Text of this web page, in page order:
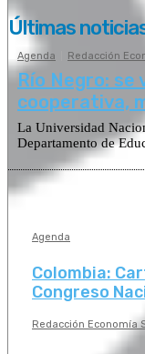
Últimas
Agenda Redacción
Río Negro: se
cooperativa,
La Universidad
Departamento de
Agenda
Colombia:
Congreso
Redacción Economía